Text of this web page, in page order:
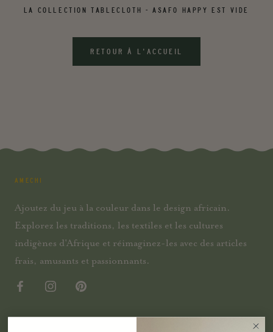
LA COLLECTION TABLECLOTH - ASAFO HAPPY EST VIDE
RETOUR À L'ACCUEIL
AMECHI
Ajoutez du jeu à la couleur dans le design africain.
Explorez les traditions, les textiles et les cultures
indigènes d'Afrique et réimaginez-les avec des articles
frais, amusants et passionnants.